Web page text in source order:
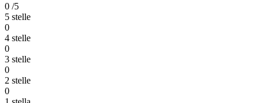
0 /5
5 stelle
0
4 stelle
0
3 stelle
0
2 stelle
0